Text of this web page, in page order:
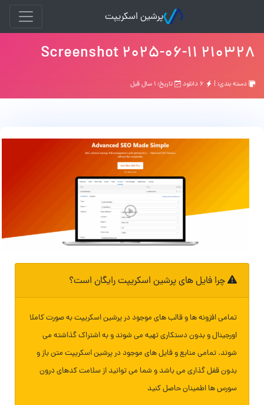
پرشین اسکریپت
Screenshot 2025-06-11 210328
دسته بندی: | تاریخ: ۱ سال قبل
چرا فایل های پرشین اسکریپت رایگان است؟
تمامی افزونه ها و قالب های موجود در پرشین اسکریپت به صورت کاملا
اورجینال و بدون دستکاری تهیه می شوند و به اشتراک گذاشته می
شوند. تمامی منابع و فایل های موجود در پرشین اسکریپت متن باز و
بدون قفل گذاری می باشد و شما می توانید از سلامت کدهای درون
سورس ها اطمینان حاصل کنید